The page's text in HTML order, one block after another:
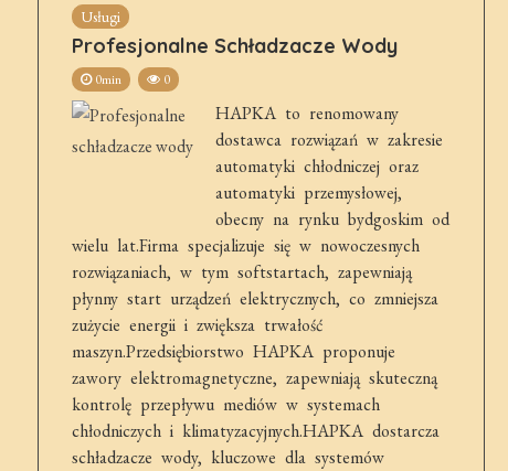
Usługi
Profesjonalne Schładzacze Wody
0min 0
HAPKA to renomowany
dostawca rozwiązań w zakresie
automatyki chłodniczej oraz
automatyki przemysłowej,
obecny na rynku bydgoskim od
wielu lat.Firma specjalizuje się w nowoczesnych
rozwiązaniach, w tym softstartach, zapewniają
płynny start urządzeń elektrycznych, co zmniejsza
zużycie energii i zwiększa trwałość
maszyn.Przedsiębiorstwo HAPKA proponuje
zawory elektromagnetyczne, zapewniają skuteczną
kontrolę przepływu mediów w systemach
chłodniczych i klimatyzacyjnych.HAPKA dostarcza
schładzacze wody, kluczowe dla systemów